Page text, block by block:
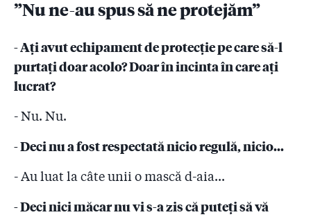
”Nu ne-au spus să ne protejăm”
- Ați avut echipament de protecție pe care să-l
purtați doar acolo? Doarîn incinta în care ați
lucrat?
- Nu. Nu.
- Deci nu a fost respectată nicio regulă, nicio...
- Au luat la câte unii o mască d-aia...
- Deci nici măcar nu vi s-a zis că puteți să vă